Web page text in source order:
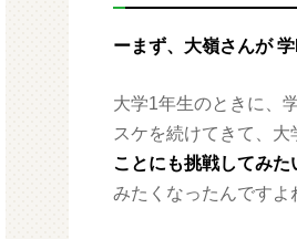
ーまず、大嶺さんが
大学1年生のときに、
スケを続けてきて、
ことにも挑戦してみた
みたくなったんですよ